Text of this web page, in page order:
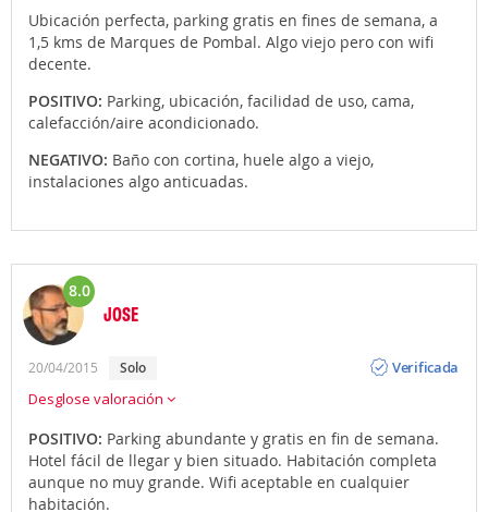
Ubicación perfecta, parking gratis en fines de semana, a
1,5 kms de Marques de Pombal. Algo viejo pero con wifi
decente.
POSITIVO: Parking, ubicación, facilidad de uso, cama,
calefacción/aire acondicionado.
NEGATIVO: Baño con cortina, huele algo a viejo,
instalaciones algo anticuadas.
8.0
JOSE
20/04/2015 solo
Verificada
Desglose valoración
POSITIVO: Parking abundante y gratis en fin de semana.
Hotel fácil de llegar y bien situado. Habitación completa
aunque no muy grande. Wifi aceptable en cualquier
habitación.